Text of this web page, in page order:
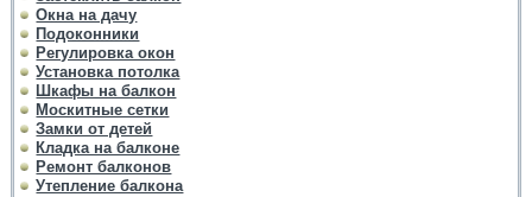
Окна на дачу
Подоконники
Регулировка окон
Установка потолка
Шкафы на балкон
Москитные сетки
Замки от детей
Кладка на балконе
Ремонт балконов
Утепление балкона